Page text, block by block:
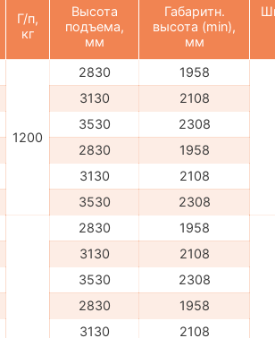
Г/п,
кг
Высота
подъема,
мм
Габаритн.
высота (min),
мм
1200
2830 1958
3130 2108
3530 2308
2830 1958
3130 2108
3530 2308
2830 1958
3130 2108
3530 2308
2830 1958
3130 2108